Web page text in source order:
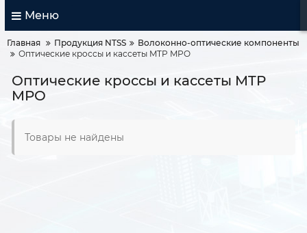
Меню
Главная Продукция NTSS
Волоконно-оптические компоненты
Оптические кроссы и кассеты MTP MPO
Оптические кроссы и кассеты MTP
MPO
Товары не найдены